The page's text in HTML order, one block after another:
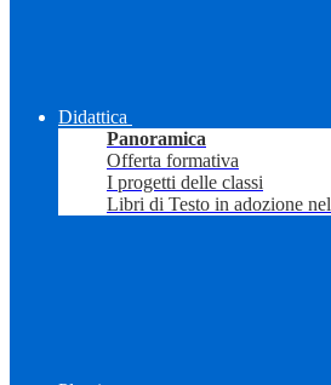
Didattica
Panoramica
Offerta formativa
I progetti delle classi
Libri di Testo in adozione